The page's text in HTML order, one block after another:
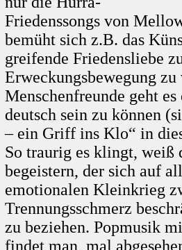
Friedenssongs von
bemüht sich z.B. das
greifende Friedensliebe
Erweckungsbewegung
Menschenfreunde geht
deutsch sein zu können
– ein Griff ins Klo“ in
So traurig es klingt, weiß
begeistern, der sich auf
emotionalen Kleinkrieg
Trennungsschmerz
zu beziehen. Popmusik
findet man, mal